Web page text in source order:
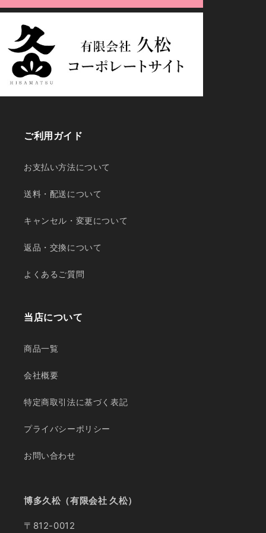
ご利用ガイド
お支払い方法について
送料・配送について
キャンセル・変更について
返品・交換について
よくあるご質問
当店について
商品一覧
会社概要
特定商取引法に基づく表記
プライバシーポリシー
お問い合わせ
博多久松（有限会社 久松）
〒812-0012